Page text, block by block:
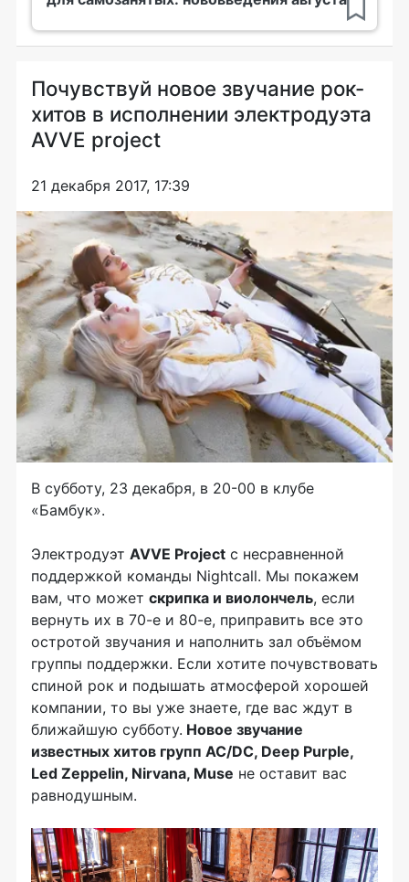
Почувствуй новое звучание рок-
хитов в исполнении электродуэта
AVVE project
21 декабря 2017, 17:39
В субботу, 23 декабря, в 20-00 в клубе
«Бамбук».
Электродуэт AVVE Project с несравненной
поддержкой команды Nightcall. Мы покажем
вам, что может скрипка и виолончель, если
вернуть их в 70-е и 80-е, приправить все это
остротой звучания и наполнить зал объёмом
группы поддержки. Если хотите почувствовать
спиной рок и подышать атмосферой хорошей
компании, то вы уже знаете, где вас ждут в
ближайшую субботу. Новое звучание
известных хитов групп AC/DC, Deep Purple,
Led Zeppelin, Nirvana, Muse не оставит вас
равнодушным.